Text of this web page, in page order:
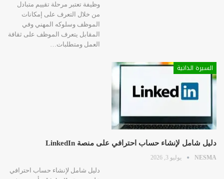
وظيفة تعتبر مرحلة تقييم متبادل
من خلال التعرف على إمكانات
الموظف وسلوكه المهني وفي
المقابل يتعرف الموظف على ثقافة
العمل ومتطلبات…
السيرة الذاتية
دليل شامل لإنشاء حساب احترافي على منصة LinkedIn
NESMA يوليو 3, 2026
دليل شامل لإنشاء حساب احترافي